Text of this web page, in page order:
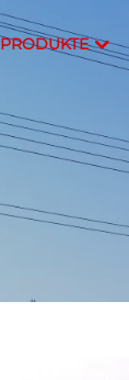
PRODUKTE